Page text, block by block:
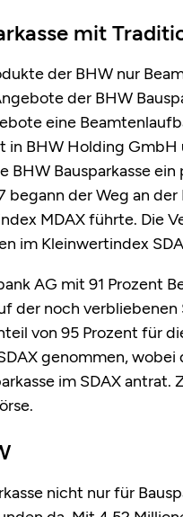
mit
der BHW nur
der BHW
eine
in BHW Holding
BHW Bausparkasse
begann der Weg an
MDAX führte. Die
im Kleinwertindex
AG mit 91 Prozent
der noch
von 95 Prozent für
genommen,
im SDAX
nicht nur für